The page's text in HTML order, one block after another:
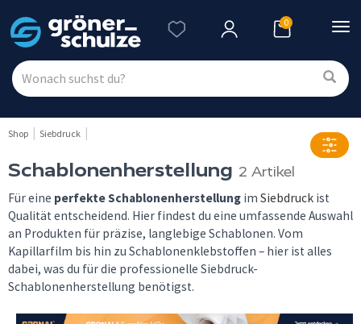
0
Shop Siebdruck
Schablonenherstellung 2 Artikel
Für eine perfekte Schablonenherstellung im Siebdruck ist
Qualität entscheidend. Hier findest du eine umfassende Auswahl
an Produkten für präzise, langlebige Schablonen. Vom
Kapillarfilm bis hin zu Schablonenklebstoffen – hier ist alles
dabei, was du für die professionelle Siebdruck-
Schablonenherstellung benötigst.